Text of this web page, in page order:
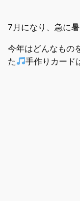
7月になり、急に
今年はどんなもの
た
手作りカード